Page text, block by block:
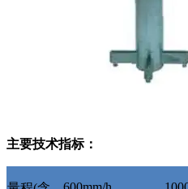
主要技术指标：